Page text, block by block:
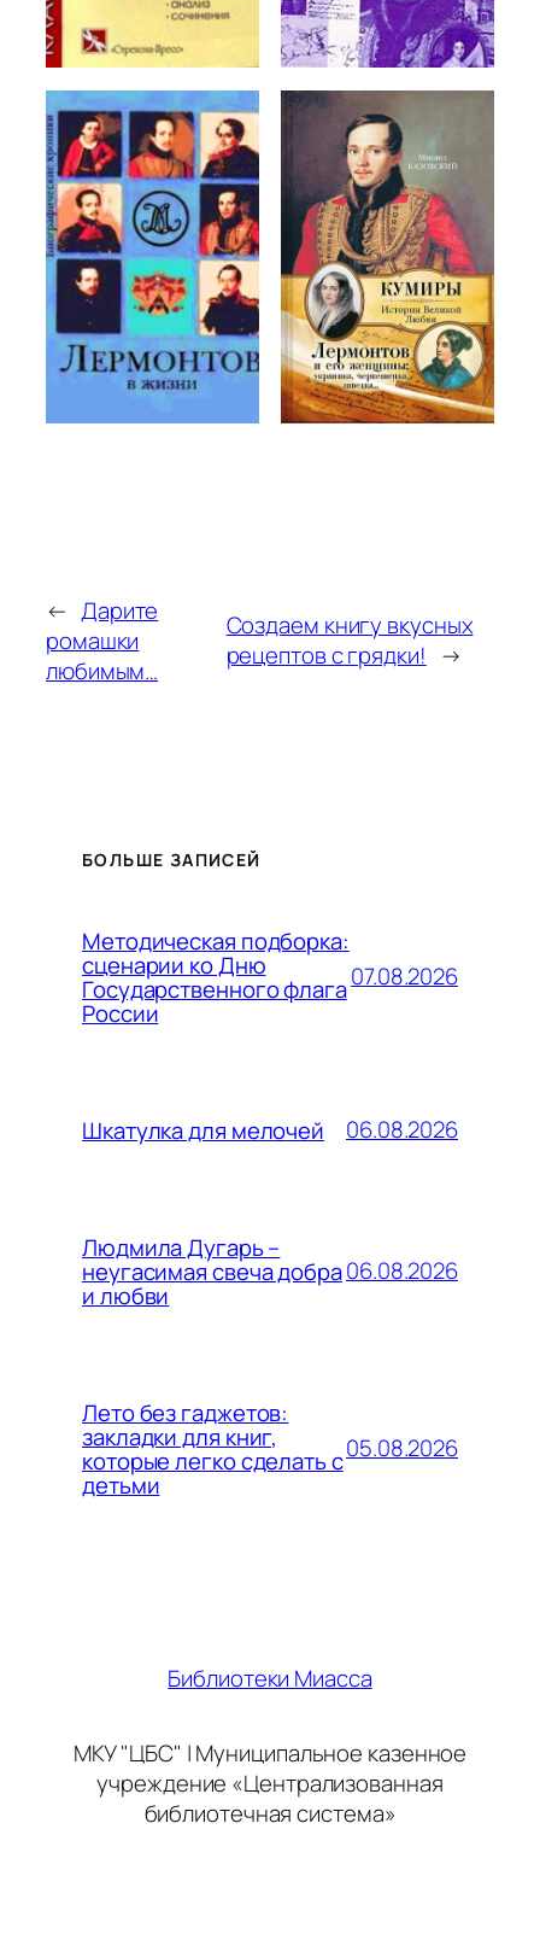
← Дарите
ромашки
любимым…
Создаем книгу вкусных
рецептов с грядки! →
БОЛЬШЕ ЗАПИСЕЙ
Методическая подборка:
сценарии ко Дню
Государственного флага
России
07.08.2026
Шкатулка для мелочей 06.08.2026
Людмила Дугарь –
неугасимая свеча добра
и любви
06.08.2026
Лето без гаджетов:
закладки для книг,
которые легко сделать с
детьми
05.08.2026
Библиотеки Миасса
МКУ "ЦБС" | Муниципальное казенное
учреждение «Централизованная
библиотечная система»